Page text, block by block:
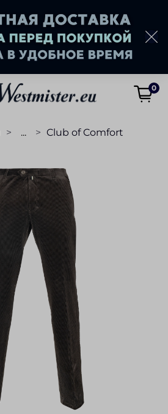
0
... Club of Comfort